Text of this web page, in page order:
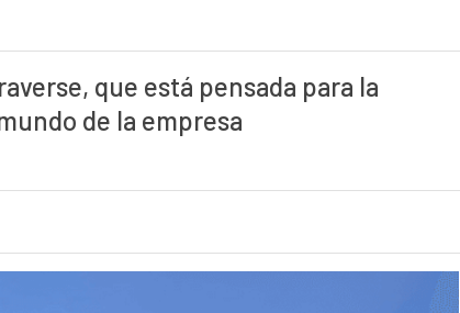
que está pensada para la
de la empresa